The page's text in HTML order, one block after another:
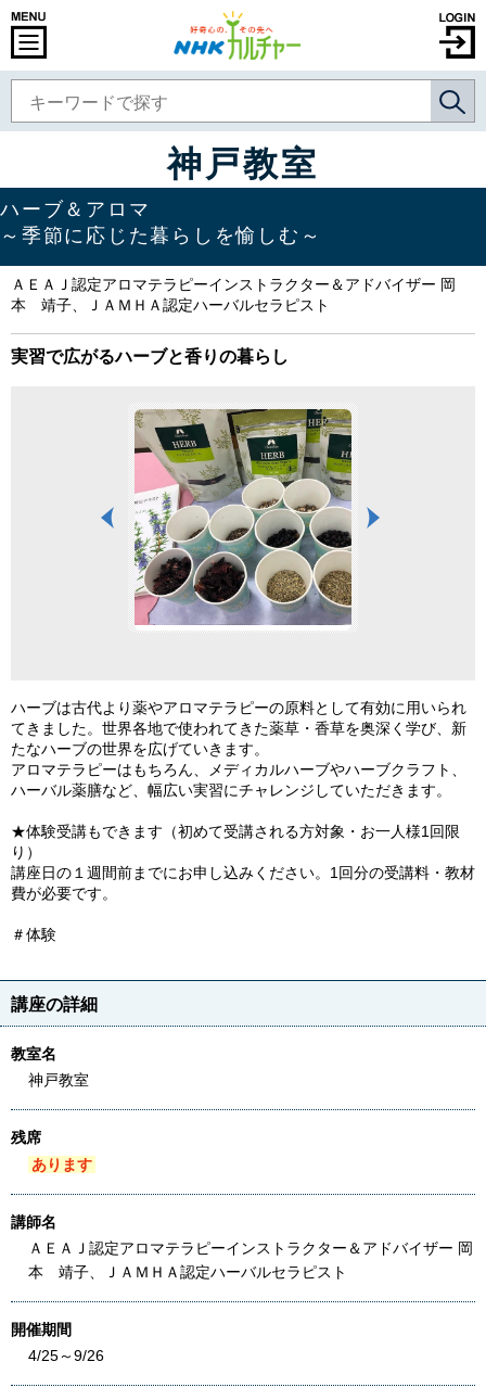
神戸教室
ハーブ＆アロマ
～季節に応じた暮らしを愉しむ～
ＡＥＡＪ認定アロマテラピーインストラクター＆アドバイザー 岡
本 靖子、ＪＡＭＨＡ認定ハーバルセラピスト
実習で広がるハーブと香りの暮らし
ハーブは古代より薬やアロマテラピーの原料として有効に用いられ
てきました。世界各地で使われてきた薬草・香草を奥深く学び、新
たなハーブの世界を広げていきます。
アロマテラピーはもちろん、メディカルハーブやハーブクラフト、
ハーバル薬膳など、幅広い実習にチャレンジしていただきます。
★体験受講もできます（初めて受講される方対象・お一人様1回限
り）
講座日の１週間前までにお申し込みください。1回分の受講料・教材
費が必要です。
＃体験
講座の詳細
教室名
神戸教室
残席
あります
講師名
ＡＥＡＪ認定アロマテラピーインストラクター＆アドバイザー 岡
本 靖子、ＪＡＭＨＡ認定ハーバルセラピスト
開催期間
4/25～9/26